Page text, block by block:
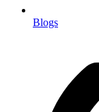
Blogs